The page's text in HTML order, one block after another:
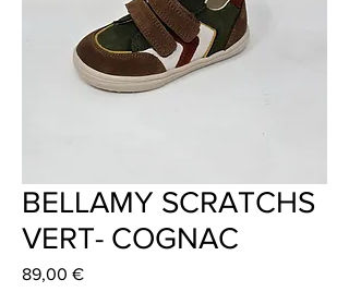
BELLAMY SCRATCHS
VERT- COGNAC
89,00 €Prix